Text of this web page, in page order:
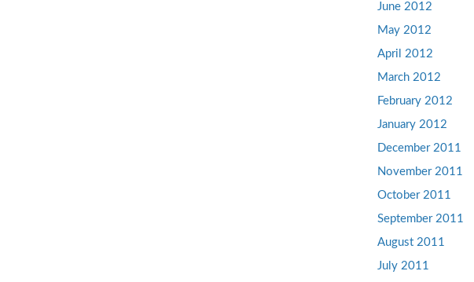
June 2012
May 2012
April 2012
March 2012
February 2012
January 2012
December 2011
November 2011
October 2011
September 2011
August 2011
July 2011